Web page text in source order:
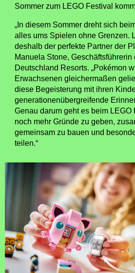
Sommer zum LEGO Festival
„In diesem Sommer dreht sich
alles ums Spielen ohne Grenzen.
deshalb der perfekte Partner der
Manuela Stone,
Deutschland Resorts. „Pokémon
Erwachsenen gleichermaßen
diese Begeisterung mit ihren
generationenübergreifende
Genau darum geht es beim LEGO
noch mehr Gründe zu geben,
gemeinsam zu bauen und
teilen.“